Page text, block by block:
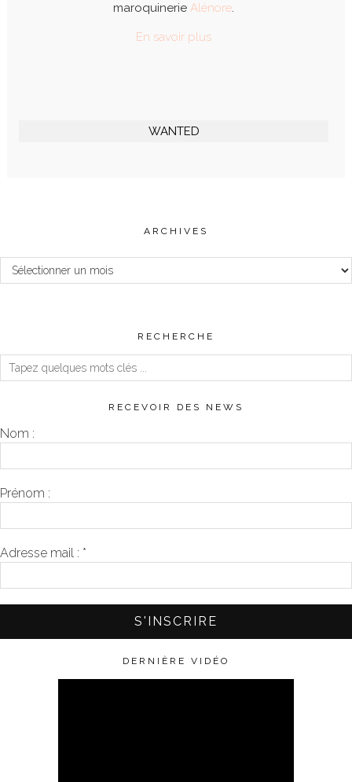
maroquinerie Alénore.
En savoir plus
WANTED
ARCHIVES
Archives
RECHERCHE
RECEVOIR DES NEWS
Nom :
Prénom :
Adresse mail : *
DERNIÈRE VIDÉO